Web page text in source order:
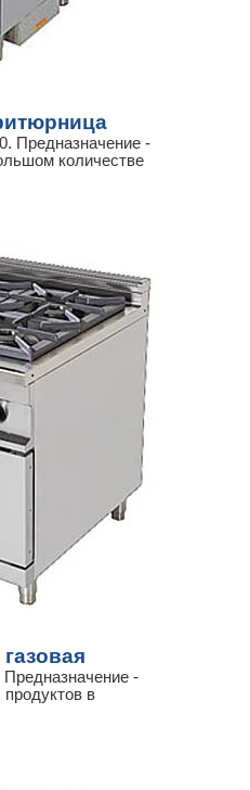
Предназначение -
количестве
Предназначение -
в